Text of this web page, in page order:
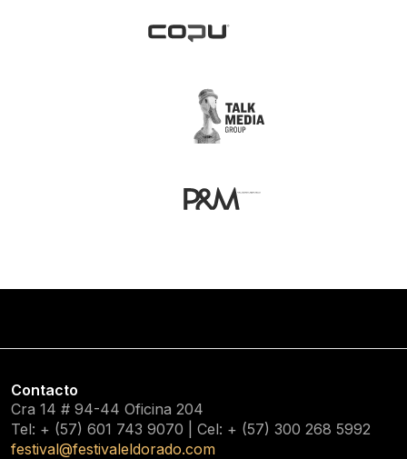
Contacto
Cra 14 # 94-44 Oficina 204
Tel: + (57) 601 743 9070 | Cel: + (57) 300 268 5992
festival@festivaleldorado.com